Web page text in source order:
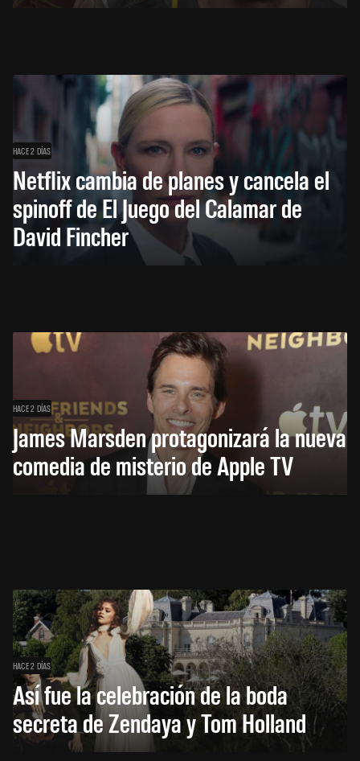
HACE 2 DÍAS
Netflix cambia de planes y cancela el
spinoff de El Juego del Calamar de
David Fincher
HACE 2 DÍAS
James Marsden protagonizará la nueva
comedia de misterio de Apple TV
HACE 2 DÍAS
Así fue la celebración de la boda
secreta de Zendaya y Tom Holland